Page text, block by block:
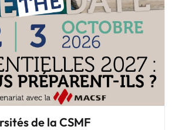
de la CSMF